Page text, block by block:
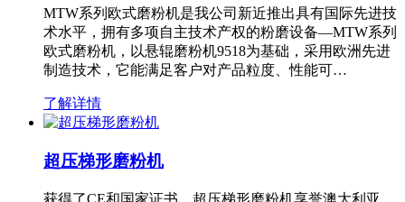
MTW系列欧式磨粉机是我公司新近推出具有国际先进技
术水平，拥有多项自主技术产权的粉磨设备—MTW系列
欧式磨粉机，以悬辊磨粉机9518为基础，采用欧洲先进
制造技术，它能满足客户对产品粒度、性能可…
了解详情
超压梯形磨粉机
获得了CE和国家证书，超压梯形磨粉机享誉澳大利亚、